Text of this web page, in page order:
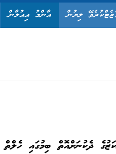
ލިޔުން އާންމު އިޢުލާން
ދެކުނަށްއޮތް ބިމުގައި ހެލްތް